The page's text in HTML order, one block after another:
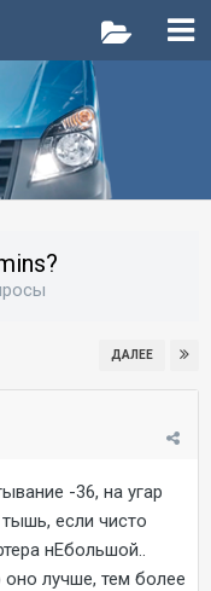
ДАЛЕЕ
-36, на угар
если чисто
нЕбольшой..
оно лучше, тем более